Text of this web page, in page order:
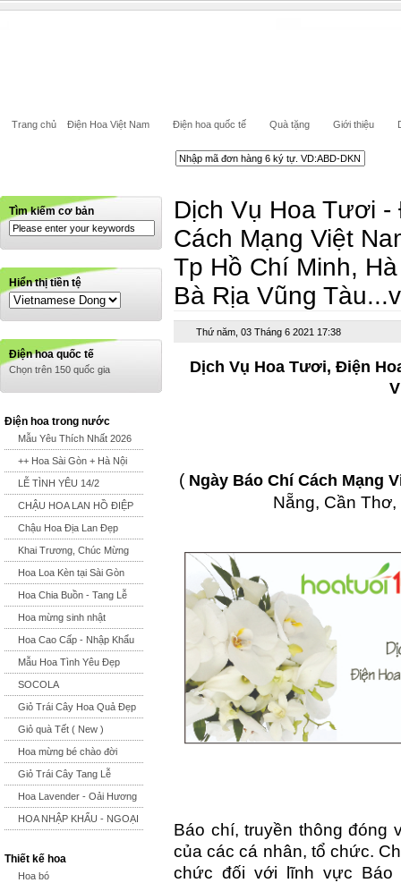
Trang chủ Điện Hoa Việt Nam Điện hoa quốc tế Quà tặng Giới thiệu
Tìm kiếm cơ bản
Hiển thị tiền tệ
Điện hoa quốc tế
Chọn trên 150 quốc gia
Điện hoa trong nước
Mẫu Yêu Thích Nhất 2026
++ Hoa Sài Gòn + Hà Nội
LỄ TÌNH YÊU 14/2
CHẬU HOA LAN HỒ ĐIỆP
Chậu Hoa Địa Lan Đẹp
Khai Trương, Chúc Mừng
Hoa Loa Kèn tại Sài Gòn
Hoa Chia Buồn - Tang Lễ
Hoa mừng sinh nhật
Hoa Cao Cấp - Nhập Khẩu
Mẫu Hoa Tình Yêu Đẹp
SOCOLA
Giỏ Trái Cây Hoa Quả Đẹp
Giỏ quà Tết ( New )
Hoa mừng bé chào đời
Giỏ Trái Cây Tang Lễ
Hoa Lavender - Oải Hương
HOA NHẬP KHẨU - NGOẠI
Thiết kế hoa
Hoa bó
Dịch Vụ Hoa Tươi
Cách Mạng Việt
Tp Hồ Chí Minh,
Bà Rịa Vũng
Thứ năm, 03 Tháng 6 2021 17:38
Dịch Vụ Hoa Tươi, Điện
( Ngày Báo Chí Cách Mạng
Nẵng, Cần
Báo chí, truyền thông đóng
của các cá nhân, tổ chức.
chức đối với lĩnh vực Báo